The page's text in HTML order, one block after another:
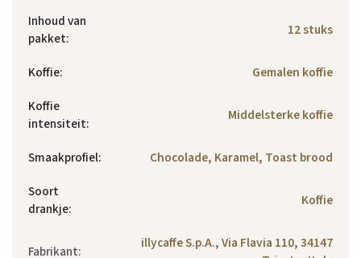
Inhoud van
pakket: 12 stuks
Koffie:
Gemalen koffie
Koffie
intensiteit: Middelsterke koffie
Smaakprofiel:
Chocolade, Karamel, Toast brood
Soort
drankje: Koffie
Fabrikant:
illycaffe S.p.A., Via Flavia 110, 34147